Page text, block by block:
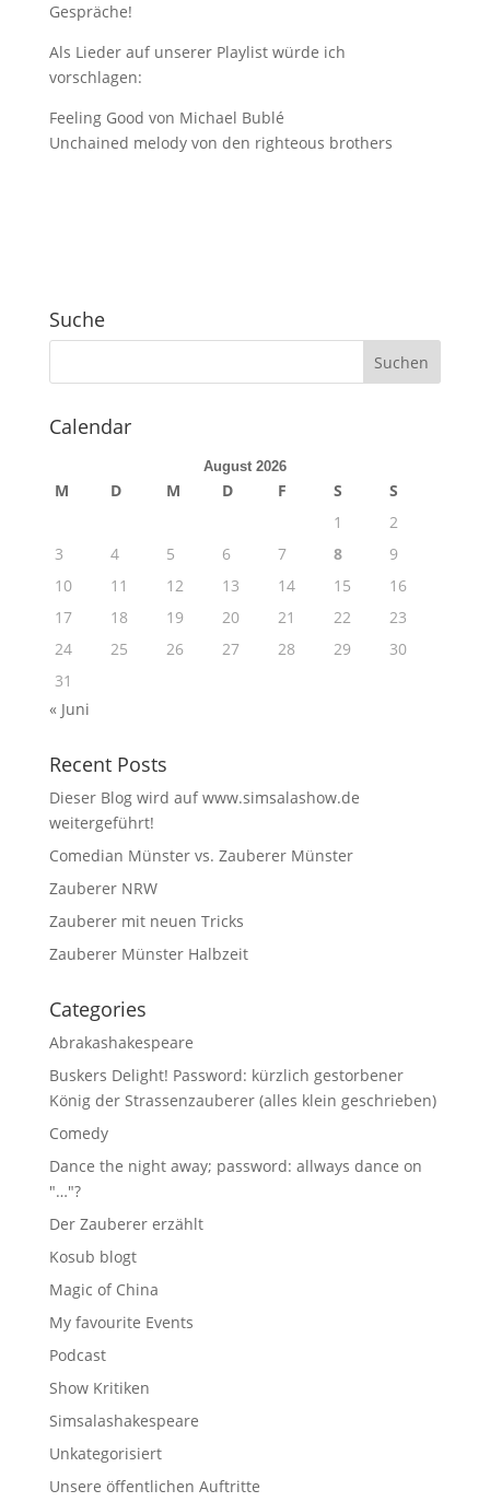
Gespräche!
Als Lieder auf unserer Playlist würde ich
vorschlagen:
Feeling Good von Michael Bublé
Unchained melody von den righteous brothers
Suche
Calendar
August 2026
M D M D F S
S
1
2
3
4 5 6 7 8
9
10
11 12 13 14 15
16
17
18 19 20 21 22
23
24
25 26 27 28 29
30
31
« Juni
Recent Posts
Dieser Blog wird auf www.simsalashow.de
weitergeführt!
Comedian Münster vs. Zauberer Münster
Zauberer NRW
Zauberer mit neuen Tricks
Zauberer Münster Halbzeit
Categories
Abrakashakespeare
Buskers Delight! Password: kürzlich gestorbener
König der Strassenzauberer (alles klein geschrieben)
Comedy
Dance the night away; password: allways dance on
"…"?
Der Zauberer erzählt
Kosub blogt
Magic of China
My favourite Events
Podcast
Show Kritiken
Simsalashakespeare
Unkategorisiert
Unsere öffentlichen Auftritte